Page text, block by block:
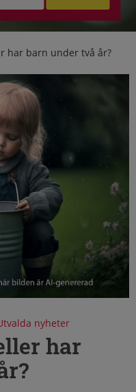
har barn under två år?
nyheter
har